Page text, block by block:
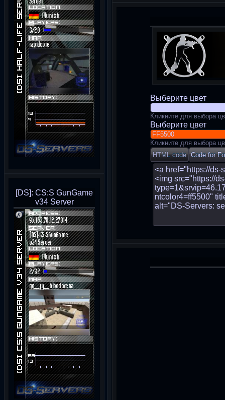
[DS]: CS:S GunGame
v34 Server
Выберите цвет
Кликните для выбора
Выберите цвет
Кликните для выбора